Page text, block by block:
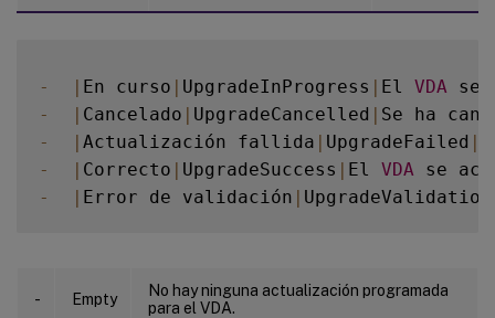
- | En curso | UpgradeInProgress | El VDA se
-
| Cancelado | UpgradeCancelled | Se ha
-
| Actualización fallida | UpgradeFailed |
-
| Correcto | UpgradeSuccess | El VDA se
-
| Error de validación |
- Empty
No hay ninguna actualización programada
para el VDA.